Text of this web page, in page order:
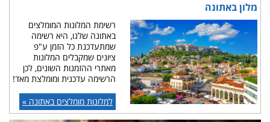
מלון באתונה
רשימת המלונות המומלצים
באתונה שלנו, היא רשימה
שמתעדכנת כל הזמן ע"פ
ציונים שמקבלים המלונות
מאתרי ההזמנות השונים, לכן
הרשימה עדכנית ומומלצת מאד!
למלונות מומלצים באתונה »